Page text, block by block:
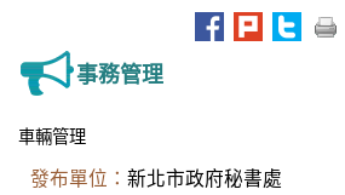
事務管理
車輛管理
發布單位： 新北市政府秘書處